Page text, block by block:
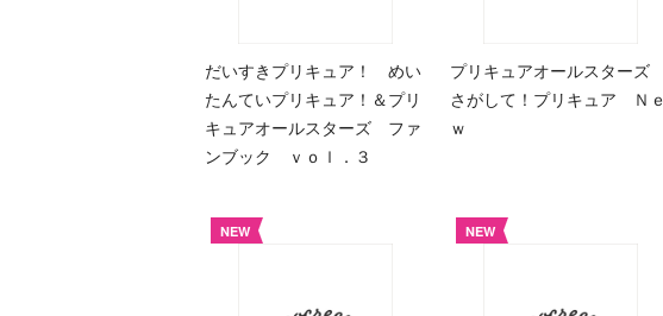
だいすきプリキュア！ めい
たんていプリキュア！＆プリ
キュアオールスターズ ファ
ンブック ｖｏｌ．３
プリキュアオールスターズ
さがして！プリキュア Ｎｅ
ｗ
NEW NEW